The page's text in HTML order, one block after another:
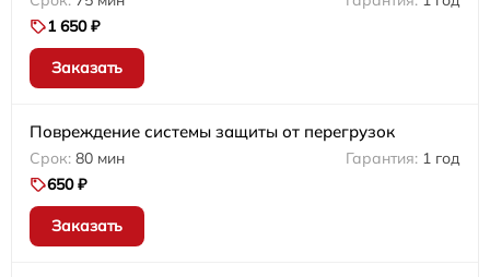
1 650 ₽
Заказать
Повреждение системы защиты от перегрузок
80 мин
1 год
650 ₽
Заказать